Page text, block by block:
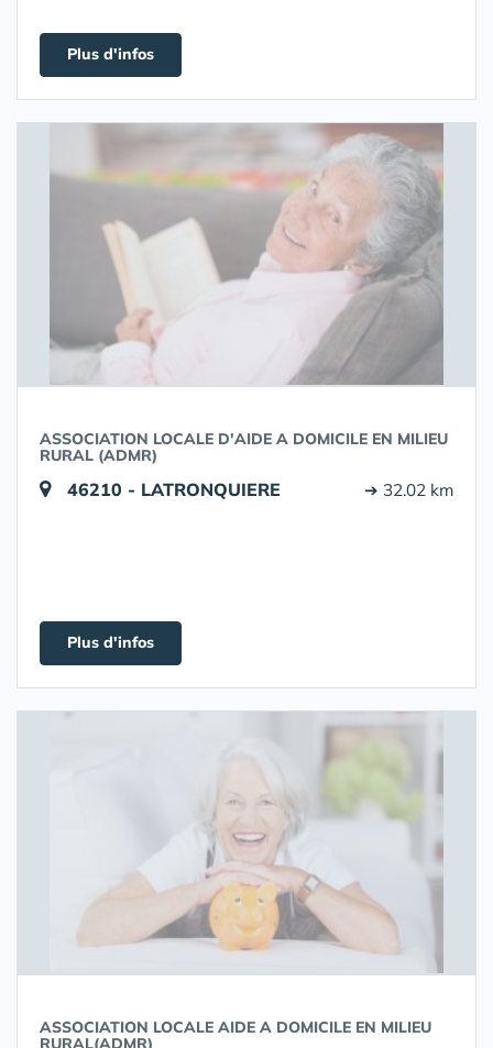
Plus d'infos
ASSOCIATION LOCALE D'AIDE A DOMICILE EN MILIEU
RURAL (ADMR)
46210 - LATRONQUIERE ➔ 32.02 km
Plus d'infos
ASSOCIATION LOCALE AIDE A DOMICILE EN MILIEU
RURAL(ADMR)